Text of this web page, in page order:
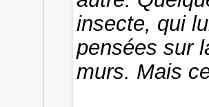
insecte, qui
pensées sur
murs. Mais